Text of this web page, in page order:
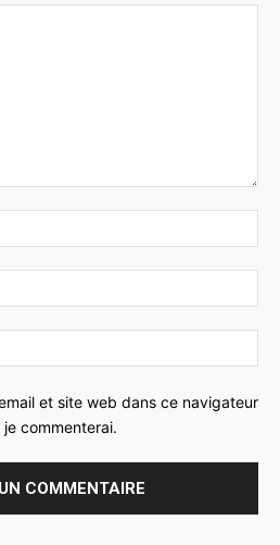
:*
:*
:
et site web dans ce navigateur
commenterai.